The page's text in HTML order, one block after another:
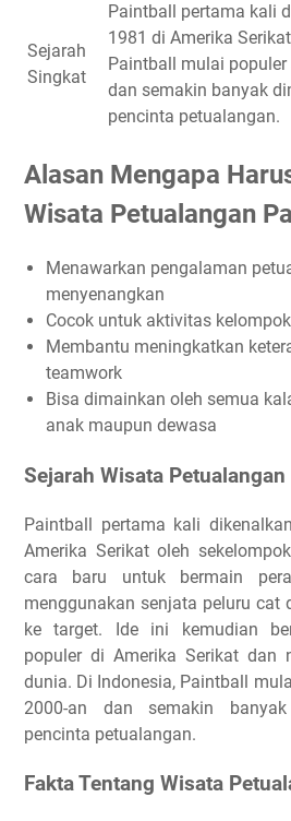
Sejarah
Singkat
Paintball pertama kali
1981 di Amerika
Paintball mulai
dan semakin banyak
pencinta petualangan.
Alasan Mengapa
Wisata Petualangan
Menawarkan pengalaman
menyenangkan
Cocok untuk aktivitas
Membantu meningkatkan
teamwork
Bisa dimainkan oleh semua
anak maupun dewasa
Sejarah Wisata Petualangan
Paintball pertama kali
Amerika Serikat oleh
cara baru untuk bermain
menggunakan senjata peluru cat
ke target. Ide ini kemudian
populer di Amerika Serikat dan
dunia. Di Indonesia, Paintball
2000-an dan semakin
pencinta petualangan.
Fakta Tentang Wisata